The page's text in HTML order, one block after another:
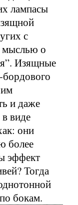
лампасы
с
мыслью о
Изящные
и даже
виде
они
более
эффект
Тогда
бокам.